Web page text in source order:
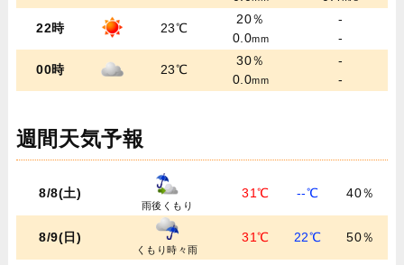
22時 23℃
20％
0.0mm
-
-
00時 23℃
30％
0.0mm
-
-
週間天気予報
8/8(土)
雨後くもり
31℃ --℃ 40％
8/9(日)
くもり時々雨
31℃ 22℃ 50％